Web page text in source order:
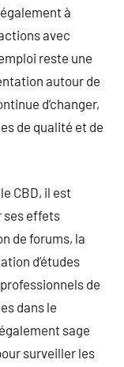
à
avec
reste une
autour de
d’changer,
de qualité et de
CBD, il est
ses effets
de forums, la
d’études
de
dans le
sage
surveiller les